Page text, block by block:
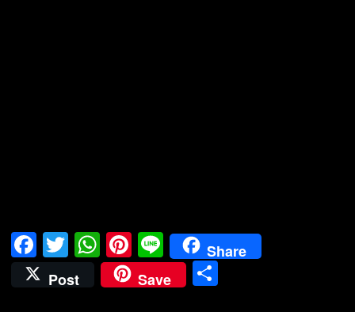
F
ac
e
T
w
itt
W
h
at
Pi
nt
er
Li
n
e
Share
Post
Save